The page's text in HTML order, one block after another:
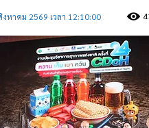
งหาคม 2569 เวลา 12:10:00